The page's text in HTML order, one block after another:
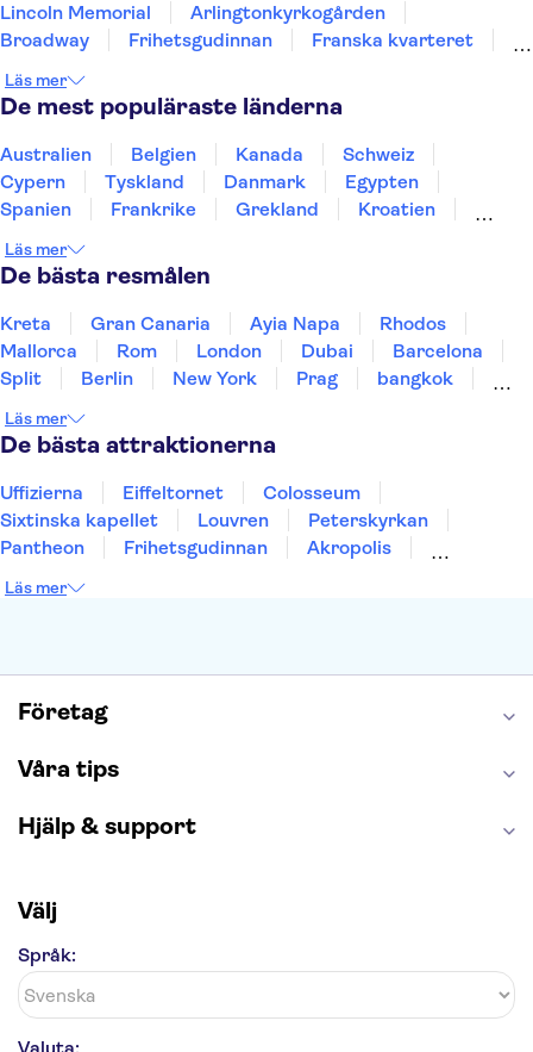
Lincoln Memorial
Arlingtonkyrkogården
Broadway
Frihetsgudinnan
Franska kvarteret
9-11 Memorial & Museum
Grand Canyon
One World Observatory
Central Park
Niagara Falls
Kennedy Space Center
Läs mer
De mest populäraste länderna
Australien Belgien Kanada
Schweiz
Cypern
Tyskland Danmark
Egypten
Spanien
Frankrike Grekland
Kroatien
Sverige
Thailand
Läs mer
De bästa resmålen
Kreta Gran Canaria Ayia Napa
Rhodos
Mallorca
Rom London Dubai
Barcelona
Split
Berlin New York Prag
bangkok
Uppsala
Helsingborg
Läs mer
De bästa attraktionerna
Uffizierna Eiffeltornet
Colosseum
Sixtinska kapellet
Louvren
Peterskyrkan
Pantheon
Frihetsgudinnan
Akropolis
Burj Khalifa
Läs mer
Företag
Våra tips
Hjälp & support
Välj
Språk: